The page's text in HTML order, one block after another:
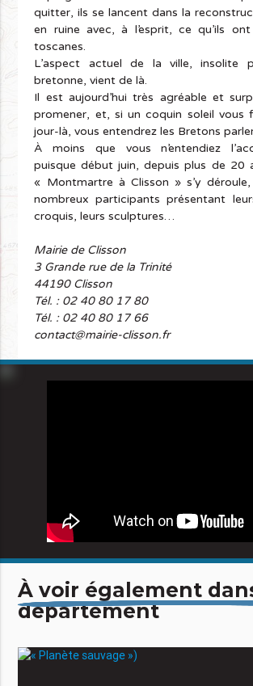
quitter, ils se lancent dans la
en ruine avec, à l’esprit, ce qu’ils
toscanes.
L’aspect actuel de la ville, insolite
bretonne, vient de là.
Il est aujourd’hui très agréable et
promener, et, si un coquin soleil vous
jour-là, vous entendrez les Bretons
À moins que vous n’entendiez
puisque début juin, depuis plus de 20
« Montmartre à Clisson » s’y
nombreux participants présentant
croquis, leurs sculptures…
Mairie de Clisson
3 Grande rue de la Trinité
44190 Clisson
Tél. : 02 40 80 17 80
Tél. : 02 40 80 17 66
contact@mairie-clisson.fr
À voir également
département